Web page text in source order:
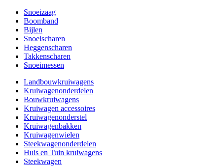
Snoeizaag
Boomband
Bijlen
Snoeischaren
Heggenscharen
Takkenscharen
Snoeimessen
Landbouwkruiwagens
Kruiwagenonderdelen
Bouwkruiwagens
Kruiwagen accessoires
Kruiwagenonderstel
Kruiwagenbakken
Kruiwagenwielen
Steekwagenonderdelen
Huis en Tuin kruiwagens
Steekwagen